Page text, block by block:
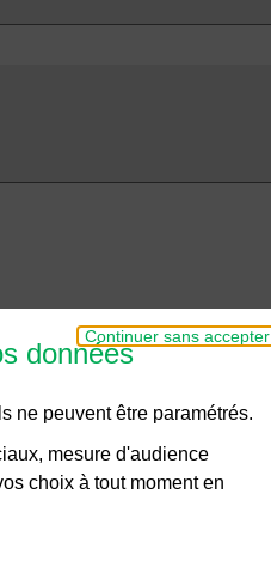
Continuer sans accepter
données
ne peuvent être paramétrés.
mesure d'audience
choix à tout moment en